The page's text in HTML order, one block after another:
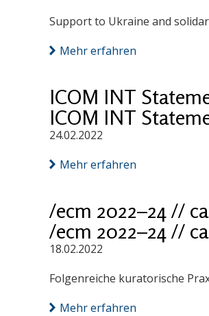
Support to Ukraine and
Mehr erfahren
ICOM INT
ICOM INT
24.02.2022
Mehr erfahren
/ecm 2022–24 //
/ecm 2022–24 //
18.02.2022
Folgenreiche kuratorische
Mehr erfahren